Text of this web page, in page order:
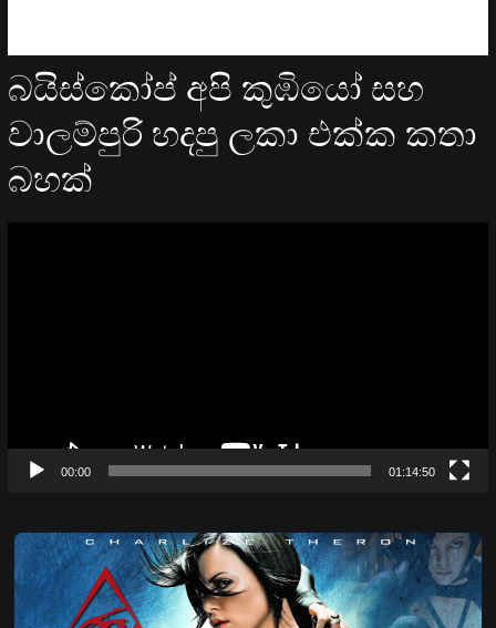
බයිස්කෝප් අපි කුඹියෝ සහ
වාලම්පුරි හදපු ලකා එක්ක කතා
බහක්
00:00 01:14:50